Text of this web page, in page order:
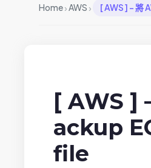
Home›AWS › [ AWS ] –
[ AWS ]
ackup
file